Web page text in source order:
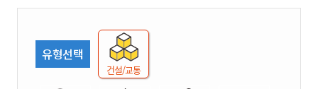
도
시
유형선택
건설/교통